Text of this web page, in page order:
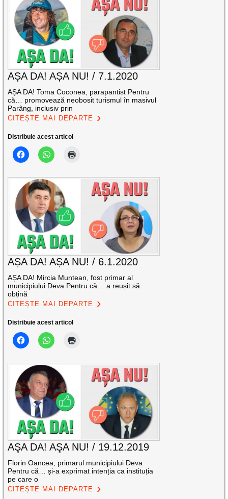
AȘA DA! AȘA NU! / 7.1.2020
AȘA DA! Toma Coconea, parapantist Pentru
că… promovează neobosit turismul în masivul
Parâng, inclusiv prin
CITEȘTE MAI DEPARTE
Distribuie acest articol
AȘA DA! AȘA NU! / 6.1.2020
AȘA DA! Mircia Muntean, fost primar al
municipiului Deva Pentru că… a reușit să
obțină
CITEȘTE MAI DEPARTE
Distribuie acest articol
AŞA DA! AŞA NU! / 19.12.2019
Florin Oancea, primarul municipiului Deva
Pentru că… și-a exprimat intenția ca instituția
pe care o
CITEȘTE MAI DEPARTE